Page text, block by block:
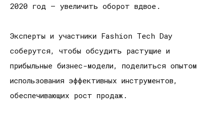
2020 год — увеличить оборот вдвое.
Эксперты и участники Fashion Tech Day
соберутся, чтобы обсудить растущие и
прибыльные бизнес-модели, поделиться опытом
использования эффективных инструментов,
обеспечивающих рост продаж.